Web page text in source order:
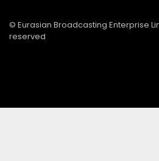
© Eurasian Broadcasting Enterprise
reserved